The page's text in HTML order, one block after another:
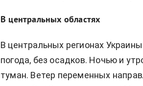
В центральных областях
В центральных регионах
погода, без осадков. Ночью и
туман. Ветер переменных